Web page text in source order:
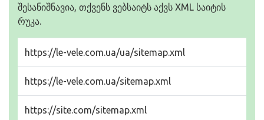
შესანიშნავია, თქვენს ვებსაიტს აქვს XML საიტის
რუკა.
https://le-vele.com.ua/ua/sitemap.xml
https://le-vele.com.ua/sitemap.xml
https://site.com/sitemap.xml